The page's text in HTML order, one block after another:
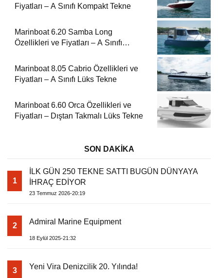
Fiyatları – A Sınıfı Kompakt Tekne
Marinboat 6.20 Samba Long
Özellikleri ve Fiyatları – A Sınıfı
Marinboat 8.05 Cabrio Özellikleri ve
Fiyatları – A Sınıfı Lüks Tekne
Marinboat 6.60 Orca Özellikleri ve
Fiyatları – Dıştan Takmalı Lüks Tekne
SON DAKİKA
1
İLK GÜN 250 TEKNE SATTI BUGÜN DÜNYAYA
İHRAÇ EDİYOR
23 Temmuz 2026-20:19
2 Admiral Marine Equipment
18 Eylül 2025-21:32
3 Yeni Vira Denizcilik 20. Yılında!